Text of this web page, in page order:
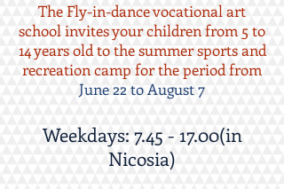
The Fly-in-dance vocational art
school invites your children from 5 to
14 years old to the summer sports and
recreation camp for the period from
June 22 to August 7
Weekdays: 7.45 - 17.00(in
Nicosia)